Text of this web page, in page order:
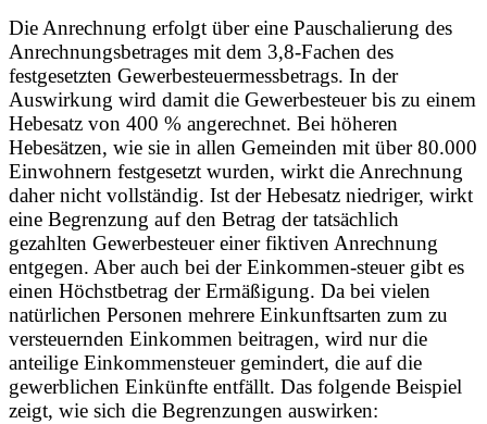
Die Anrechnung erfolgt über eine Pauschalierung des
Anrechnungsbetrages mit dem 3,8-Fachen des
festgesetzten Gewerbesteuermessbetrags. In der
Auswirkung wird damit die Gewerbesteuer bis zu einem
Hebesatz von 400 % angerechnet. Bei höheren
Hebesätzen, wie sie in allen Gemeinden mit über 80.000
Einwohnern festgesetzt wurden, wirkt die Anrechnung
daher nicht vollständig. Ist der Hebesatz niedriger, wirkt
eine Begrenzung auf den Betrag der tatsächlich
gezahlten Gewerbesteuer einer fiktiven Anrechnung
entgegen. Aber auch bei der Einkommen-steuer gibt es
einen Höchstbetrag der Ermäßigung. Da bei vielen
natürlichen Personen mehrere Einkunftsarten zum zu
versteuernden Einkommen beitragen, wird nur die
anteilige Einkommensteuer gemindert, die auf die
gewerblichen Einkünfte entfällt. Das folgende Beispiel
zeigt, wie sich die Begrenzungen auswirken: